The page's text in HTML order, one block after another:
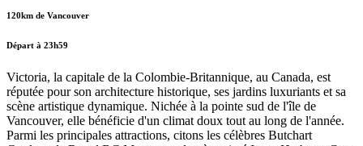
120km de Vancouver
Départ à 23h59
Victoria, la capitale de la Colombie-Britannique, au Canada, est
réputée pour son architecture historique, ses jardins luxuriants et sa
scène artistique dynamique. Nichée à la pointe sud de l'île de
Vancouver, elle bénéficie d'un climat doux tout au long de l'année.
Parmi les principales attractions, citons les célèbres Butchart